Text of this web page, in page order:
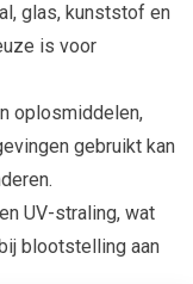
glas, kunststof en
is voor
oplosmiddelen,
gebruikt kan
UV-straling, wat
blootstelling aan